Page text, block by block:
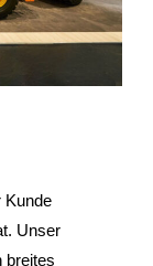
Kunde
Unser
breites